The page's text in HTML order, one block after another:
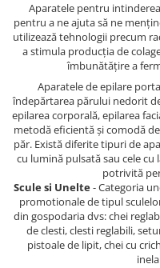
Aparatele pentru
pentru a ne ajuta să ne
utilizează tehnologii precum
a stimula producția de
îmbunătățire a
Aparatele de epilare
îndepărtarea părului nedorit
epilarea corporală, epilarea
metodă eficientă și comodă
păr. Există diferite tipuri de
cu lumină pulsată sau cele cu
potrivită
Scule si Unelte- Categoria
promotionale de tipul
din gospodaria dvs: chei
de clesti, clesti reglabili,
pistoale de lipit, chei cu